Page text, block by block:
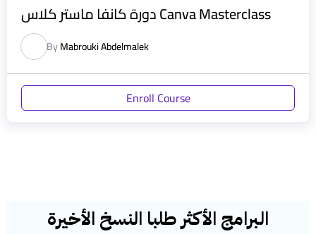
دورة كانفا ماستر كلاس Canva Masterclass
ByMabrouki Abdelmalek
Enroll Course
البرامج الأكثر طلبا النسخ الأخيرة